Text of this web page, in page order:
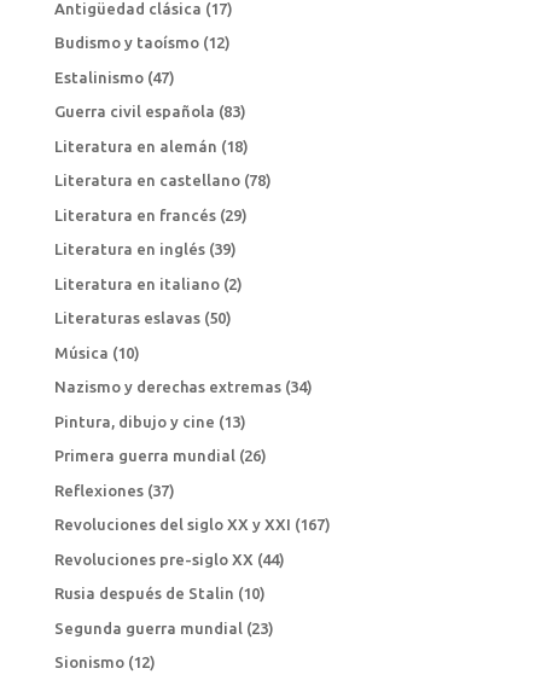
Antigüedad clásica (17)
Budismo y taoísmo(12)
Estalinismo(47)
Guerra civil española (83)
Literatura en alemán (18)
Literatura en castellano(78)
Literatura en francés(29)
Literatura en inglés(39)
Literatura en italiano(2)
Literaturas eslavas(50)
Música (10)
Nazismo y derechas extremas(34)
Pintura, dibujo y cine (13)
Primera guerra mundial(26)
Reflexiones(37)
Revoluciones del siglo XX y XXI (167)
Revoluciones pre-siglo XX (44)
Rusia después de Stalin (10)
Segunda guerra mundial (23)
Sionismo(12)